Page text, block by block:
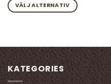
VÄLJ ALTERNATIV
har
flera
varianter.
De
KATEGORIES